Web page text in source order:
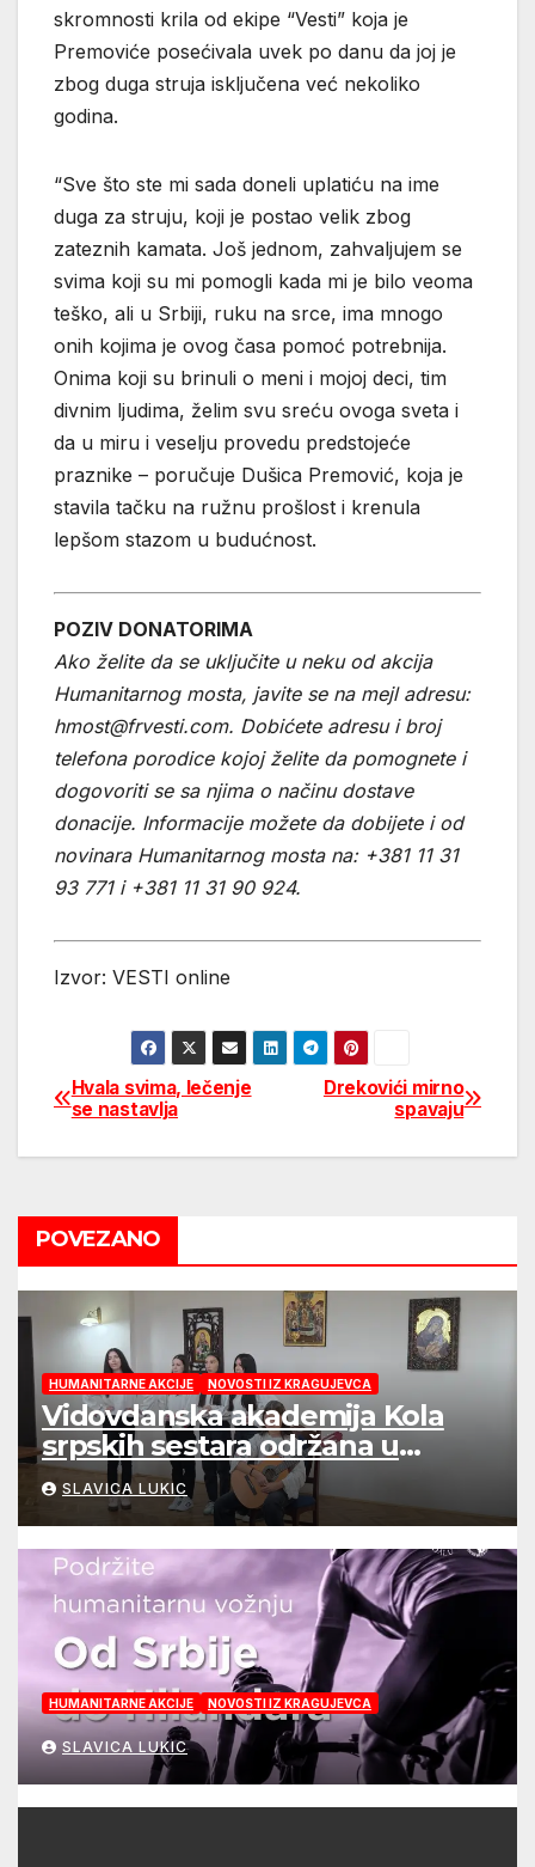
skromnosti krila od ekipe “Vesti” koja je
Premoviće posećivala uvek po danu da joj je
zbog duga struja isključena već nekoliko
godina.
“Sve što ste mi sada doneli uplatiću na ime
duga za struju, koji je postao velik zbog
zateznih kamata. Još jednom, zahvaljujem se
svima koji su mi pomogli kada mi je bilo veoma
teško, ali u Srbiji, ruku na srce, ima mnogo
onih kojima je ovog časa pomoć potrebnija.
Onima koji su brinuli o meni i mojoj deci, tim
divnim ljudima, želim svu sreću ovoga sveta i
da u miru i veselju provedu predstojeće
praznike – poručuje Dušica Premović, koja je
stavila tačku na ružnu prošlost i krenula
lepšom stazom u budućnost.
POZIV DONATORIMA
Ako želite da se uključite u neku od akcija
Humanitarnog mosta, javite se na mejl adresu:
hmost@frvesti.com. Dobićete adresu i broj
telefona porodice kojoj želite da pomognete i
dogovoriti se sa njima o načinu dostave
donacije. Informacije možete da dobijete i od
novinara Humanitarnog mosta na: +381 11 31
93 771 i +381 11 31 90 924.
Izvor: VESTI online
Post
navigation
Drekovići mirno
spavaju
Hvala svima, lečenje
se nastavlja
POVEZANO
HUMANITARNE AKCIJE NOVOSTI IZ KRAGUJEVCA
Vidovdanska akademija Kola
srpskih sestara održana u
Kragujevcu
SLAVICA LUKIC
HUMANITARNE AKCIJE NOVOSTI IZ KRAGUJEVCA
SLAVICA LUKIC